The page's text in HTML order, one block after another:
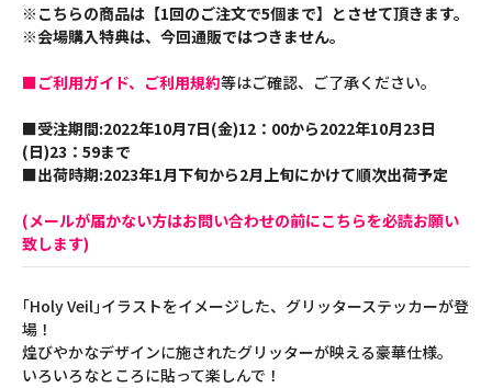
※こちらの商品は【1回のご注文で5個まで】とさせて頂きます。
※会場購入特典は、今回通販ではつきません。
■ご利用ガイド、ご利用規約等はご確認、ご了承ください。
■受注期間:2022年10月7日(金)12：00から2022年10月23日
(日)23：59まで
■出荷時期:2023年1月下旬から2月上旬にかけて順次出荷予定
(メールが届かない方はお問い合わせの前にこちらを必読お願い
致します)
｢Holy Veil｣イラストをイメージした、グリッターステッカーが登
場！
煌びやかなデザインに施されたグリッターが映える豪華仕様。
いろいろなところに貼って楽しんで！